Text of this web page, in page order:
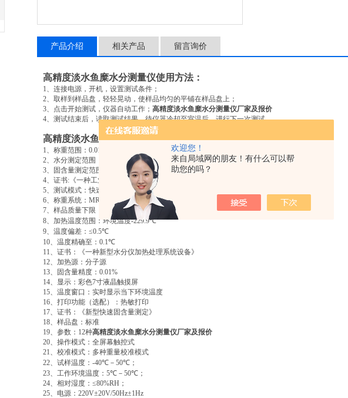
欢迎您！
来自局域网的朋友！有什么可以帮
助您的吗？
产品介绍 相关产品 留言询价
高精度淡水鱼糜水分测量仪使用方法：
1、连接电源，开机，设置测试条件；
2、取样到样品盘，轻轻晃动，使样品均匀的平铺在样品盘上；
3、点击开始测试，仪器自动工作； 高精度淡水鱼糜水分测量仪厂家及报价
4、测试结束后，读取测试结果，待仪器冷却至室温后，进行下一次测试。
高精度淡水鱼糜水分测量仪技术参数：
1、称重范围： 0.01g-180.00g
2、水分测定范围：
0.01%-100%
3、固含量测定范围：
100-0.01%
4、证书: 《一种工业产品的水分检测设备》
5、测试模式：快速（可选：自动、定时）
6、称重系统： MRH
7、样品质量下限：
0.01g
8、加热温度范围：环境温度-229.9℃
9、温度偏差： ≤0.5℃
10、温度精确至： 0.1℃
11、证书：《一种新型水分仪加热处理系统设备》
12、加热源：分子源
13、固含量精度： 0.01%
14、显示：彩色7寸液晶触摸屏
15、温度窗口：实时显示当下环境温度
16、打印功能（选配）：热敏打印
17、证书：《新型快速固含量测定》
18、样品盘：标准
19、参数： 12种高精度淡水鱼糜水分测量仪厂家及报价
20、操作模式：全屏幕触控式
21、校准模式：多种重量校准模式
22、试样温度： -40℃ － 50℃ ；
23、工作环境温度： 5℃ － 50℃ ；
24、相对湿度： ≤80%RΗ ；
25、电源： 220V±20V/50Hz±1Hz